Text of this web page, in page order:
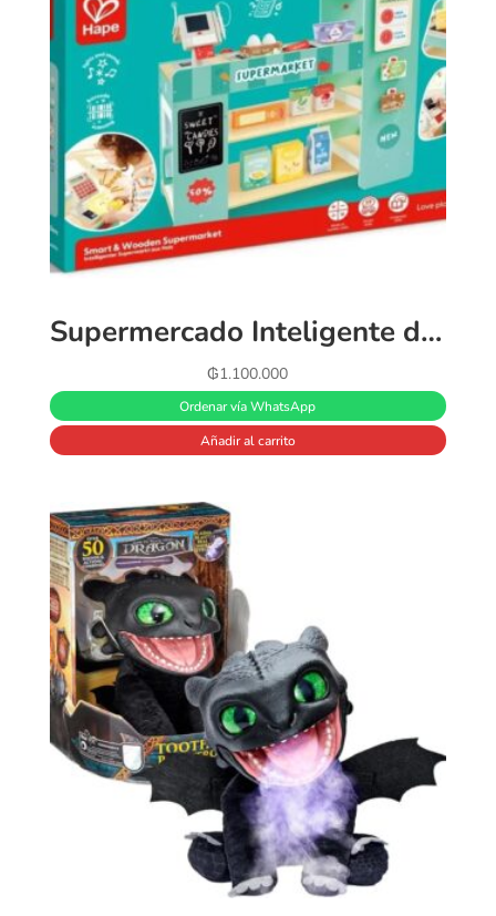
Supermercado Inteligente de Madera
₲1.100.000
Ordenar vía WhatsApp
Añadir al carrito